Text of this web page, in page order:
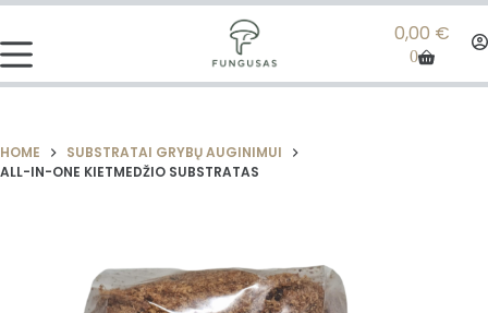
0,00 €
0
HOME
SUBSTRATAI GRYBŲ AUGINIMUI
ALL-IN-ONE KIETMEDŽIO SUBSTRATAS